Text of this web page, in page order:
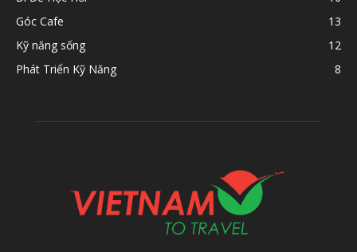
Góc Cafe
13
Kỹ năng sống
12
Phát Triển Kỹ Năng
8